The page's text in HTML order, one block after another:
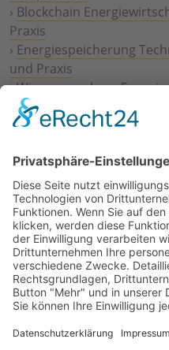
› Blockchain
Praxis
› Energiespeicherung
und Praxis
›Wie erneuerbare
Digitalisierung
Prozesse
Geschäftsmodelle
›Vorstandswechsel
befristet
›Wasserstoff-Hochlauf:
konkrete Schritte
›Solaranlage
LichtBlick installieren
Jetzt an der
Wir möchten